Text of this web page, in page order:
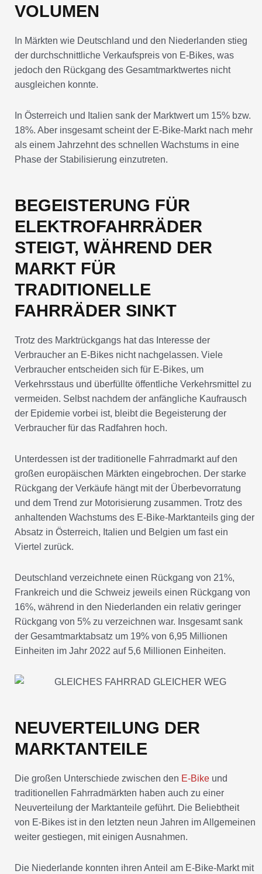
VOLUMEN
In Märkten wie Deutschland und den Niederlanden stieg
der durchschnittliche Verkaufspreis von E-Bikes, was
jedoch den Rückgang des Gesamtmarktwertes nicht
ausgleichen konnte.
In Österreich und Italien sank der Marktwert um 15% bzw.
18%. Aber insgesamt scheint der E-Bike-Markt nach mehr
als einem Jahrzehnt des schnellen Wachstums in eine
Phase der Stabilisierung einzutreten.
BEGEISTERUNG FÜR
ELEKTROFAHRRÄDER
STEIGT, WÄHREND DER
MARKT FÜR
TRADITIONELLE
FAHRRÄDER SINKT
Trotz des Marktrückgangs hat das Interesse der
Verbraucher an E-Bikes nicht nachgelassen. Viele
Verbraucher entscheiden sich für E-Bikes, um
Verkehrsstaus und überfüllte öffentliche Verkehrsmittel zu
vermeiden. Selbst nachdem der anfängliche Kaufrausch
der Epidemie vorbei ist, bleibt die Begeisterung der
Verbraucher für das Radfahren hoch.
Unterdessen ist der traditionelle Fahrradmarkt auf den
großen europäischen Märkten eingebrochen. Der starke
Rückgang der Verkäufe hängt mit der Überbevorratung
und dem Trend zur Motorisierung zusammen. Trotz des
anhaltenden Wachstums des E-Bike-Marktanteils ging der
Absatz in Österreich, Italien und Belgien um fast ein
Viertel zurück.
Deutschland verzeichnete einen Rückgang von 21%,
Frankreich und die Schweiz jeweils einen Rückgang von
16%, während in den Niederlanden ein relativ geringer
Rückgang von 5% zu verzeichnen war. Insgesamt sank
der Gesamtmarktabsatz um 19% von 6,95 Millionen
Einheiten im Jahr 2022 auf 5,6 Millionen Einheiten.
NEUVERTEILUNG DER
MARKTANTEILE
Die großen Unterschiede zwischen den E-Bike und
traditionellen Fahrradmärkten haben auch zu einer
Neuverteilung der Marktanteile geführt. Die Beliebtheit
von E-Bikes ist in den letzten neun Jahren im Allgemeinen
weiter gestiegen, mit einigen Ausnahmen.
Die Niederlande konnten ihren Anteil am E-Bike-Markt mit